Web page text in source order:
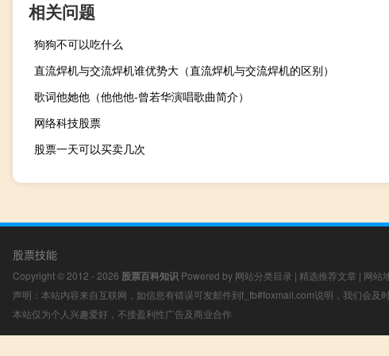
相关问题
狗狗不可以吃什么
直流焊机与交流焊机谁优势大（直流焊机与交流焊机的区别）
歌词他她他（他他他-曾若华演唱歌曲简介）
网络科技股票
股票一天可以买卖几次
股票技能
Copyright © 2012 - 2026 股票百科知识 Powered by 网站分类目录 | 精选推荐文章 | 网站
声明：本站内容来自互联网，如信息有错误可发邮件到f_fb#foxmail.com说明，我们会及
本站仅为个人兴趣爱好，不接盈利性广告及商业合作